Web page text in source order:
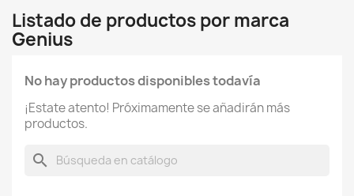
Listado de productos por marca
Genius
No hay productos disponibles todavía
¡Estate atento! Próximamente se añadirán más
productos.
search